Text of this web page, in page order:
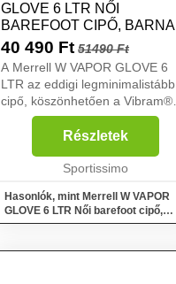
GLOVE 6 LTR NŐI
BAREFOOT CIPŐ,
MÉRET 38.5
40 490 Ft 51490 Ft
A Merrell W VAPOR GLOVE 6
LTR az eddigi legminimalistább
cipő, köszönhetően a Vibram®
EcoStep talpnak, amely
tökéletesen illeszkedik a lábhoz
és így fokozza a tapadást és a
tartósságot, a minőségi bőr...
Részletek
Sportissimo
Hasonlók, mint Merrell W VAPOR
GLOVE 6 LTR Női barefoot cipő,
barna, méret 38.5